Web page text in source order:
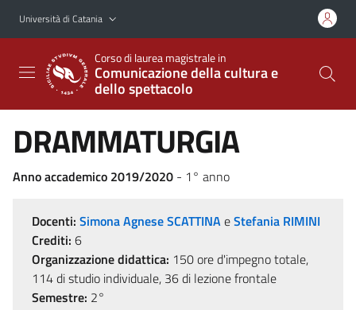
Vai al contenuto principale
Vai al menu di navigazione
Università di Catania
Corso di laurea magistrale in
Comunicazione della cultura e
dello spettacolo
DRAMMATURGIA
Anno accademico 2019/2020 - 1° anno
Docenti: Simona Agnese SCATTINAeStefania RIMINI
Crediti: 6
Organizzazione didattica: 150 ore d'impegno totale,
114 di studio individuale, 36 di lezione frontale
Semestre: 2°